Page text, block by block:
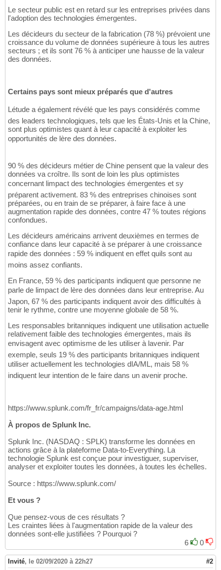
Le secteur public est en retard sur les entreprises privées dans
l'adoption des technologies émergentes.
Les décideurs du secteur de la fabrication (78 %) prévoient une
croissance du volume de données supérieure à tous les autres
secteurs ; et ils sont 76 % à anticiper une hausse de la valeur
des données.
Certains pays sont mieux préparés que d'autres
Létude a également révélé que les pays considérés comme
des leaders technologiques, tels que les États-Unis et la Chine,
sont plus optimistes quant à leur capacité à exploiter les
opportunités de lère des données.
90 % des décideurs métier de Chine pensent que la valeur des
données va croître. Ils sont de loin les plus optimistes
concernant limpact des technologies émergentes et sy
préparent activement. 83 % des entreprises chinoises sont
préparées, ou en train de se préparer, à faire face à une
augmentation rapide des données, contre 47 % toutes régions
confondues.
Les décideurs américains arrivent deuxièmes en termes de
confiance dans leur capacité à se préparer à une croissance
rapide des données : 59 % indiquent en effet quils sont au
moins assez confiants.
En France, 59 % des participants indiquent que personne ne
parle de limpact de lère des données dans leur entreprise. Au
Japon, 67 % des participants indiquent avoir des difficultés à
tenir le rythme, contre une moyenne globale de 58 %.
Les responsables britanniques indiquent une utilisation actuelle
relativement faible des technologies émergentes, mais ils
envisagent avec optimisme de les utiliser à lavenir. Par
exemple, seuls 19 % des participants britanniques indiquent
utiliser actuellement les technologies dIA/ML, mais 58 %
indiquent leur intention de le faire dans un avenir proche.
https://www.splunk.com/fr_fr/campaigns/data-age.html
À propos de Splunk Inc.
Splunk Inc. (NASDAQ : SPLK) transforme les données en
actions grâce à la plateforme Data-to-Everything. La
technologie Splunk est conçue pour investiguer, superviser,
analyser et exploiter toutes les données, à toutes les échelles.
Source : https://www.splunk.com/
Et vous ?
Que pensez-vous de ces résultats ?
Les craintes liées à l'augmentation rapide de la valeur des
données sont-elle justifiées ? Pourquoi ?
6
0
Invité, le 02/09/2020 à 22h27 #2